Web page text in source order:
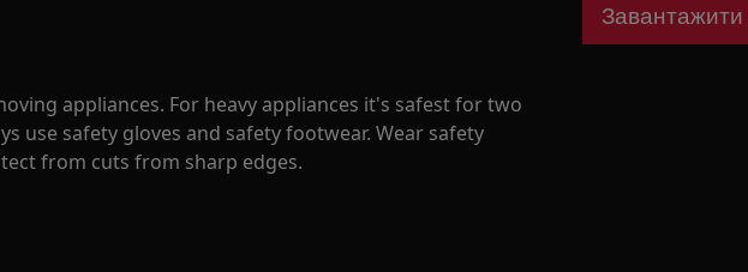
appliances. For heavy appliances it's safest for two
use safety gloves and safety footwear. Wear safety
from cuts from sharp edges.
Завантажити